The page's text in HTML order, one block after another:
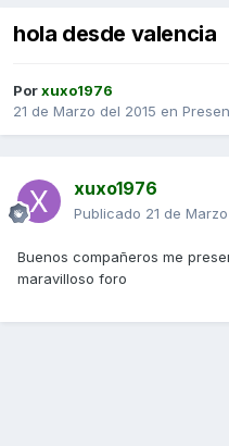
hola desde valencia
Porxuxo1976
21 de Marzo del 2015 en
xuxo1976
Publicado 21 de
Buenos compañeros me
maravilloso foro